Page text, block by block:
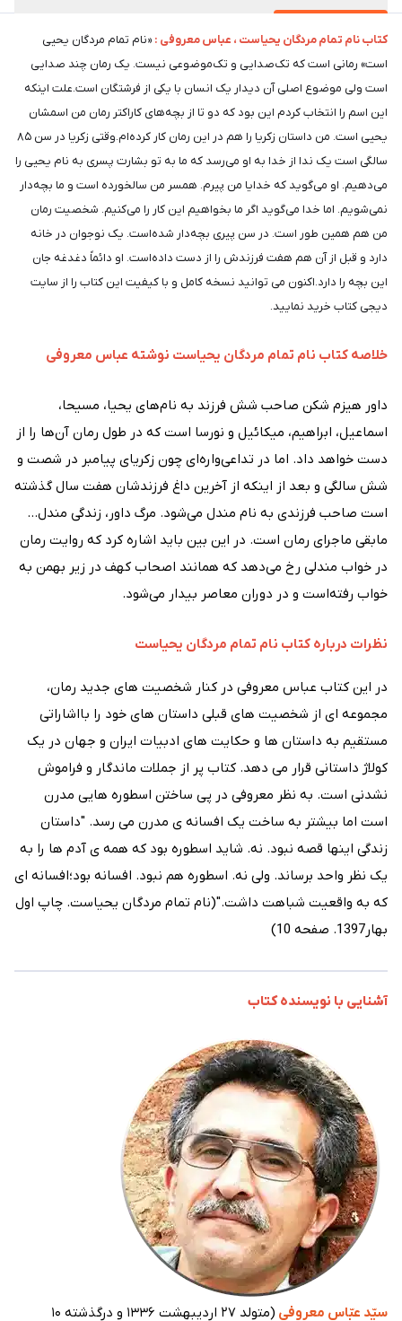
کتاب نام تمام مردگان یحیاست ، عباس معروفی : «نام تمام مردگان یحیی
است» رمانی است که تک‌صدایی و تک‌موضوعی نیست. یک رمان چند صدایی
است ولی موضوع اصلی آن دیدار یک انسان با یکی از فرشتگان است.علت اینکه
این اسم را انتخاب کردم این بود که دو تا از بچه‌های کاراکتر رمان من اسمشان
یحیی است. من داستان زکریا را هم در این رمان کار کرده‌ام.وقتی زکریا در سن ۸۵
سالگی است یک ندا از خدا به او می‌رسد که ما به تو بشارت پسری به نام یحیی را
می‌دهیم. او می‌گوید که خدایا من پیرم. همسر من سالخورده است و ما بچه‌دار
نمی‌شویم. اما خدا می‌گوید اگر ما بخواهیم این کار را می‌کنیم. شخصیت رمان
من هم همین طور است. در سن پیری بچه‌دار شده‌است. یک نوجوان در خانه
دارد و قبل از آن هم هفت فرزندش را از دست داده‌است. او دائماً دغدغه جان
این بچه را دارد.اکنون می توانید نسخه کامل و با کیفیت این کتاب را از سایت
دیجی کتاب خرید نمایید.
خلاصه کتاب نام تمام مردگان یحیاست نوشته عباس معروفی
داور هیزم شکن صاحب شش فرزند به نام‌های یحیا، مسیحا،
اسماعیل، ابراهیم، میکائیل و نورسا است که در طول رمان آن‌ها را از
دست خواهد داد. اما در تداعی‌واره‌ای چون زکریای پیامبر در شصت و
شش سالگی و بعد از اینکه از آخرین داغ فرزندشان هفت سال گذشته
است صاحب فرزندی به نام مندل می‌شود. مرگ داور، زندگی مندل...
مابقی ماجرای رمان است. در این بین باید اشاره کرد که روایت رمان
در خواب مندلی رخ می‌دهد که همانند اصحاب کهف در زیر بهمن به
خواب رفته‌است و در دوران معاصر بیدار می‌شود.
نظرات درباره کتاب نام تمام مردگان یحیاست
در این کتاب عباس معروفی در کنار شخصیت های جدید رمان،
مجموعه ای از شخصیت های قبلی داستان های خود را بااشاراتی
مستقیم به داستان ها و حکایت های ادبیات ایران و جهان در یک
کولاژ داستانی قرار می دهد. کتاب پر از جملات ماندگار و فراموش
نشدنی است. به نظر معروفی در پی ساختن اسطوره هایی مدرن
است اما بیشتر به ساخت یک افسانه ی مدرن می رسد. "داستان
زندگی اینها قصه نبود. نه. شاید اسطوره بود که همه ی آدم ها را به
یک نظر واحد برساند. ولی نه. اسطوره هم نبود. افسانه بود؛افسانه ای
که به واقعیت شباهت داشت."(نام تمام مردگان یحیاست. چاپ اول
بهار1397. صفحه 10)
آشنایی با نویسنده کتاب
سیّد عبّاس معروفی (متولد ۲۷ اردیبهشت ۱۳۳۶ و درگذشته ۱۰